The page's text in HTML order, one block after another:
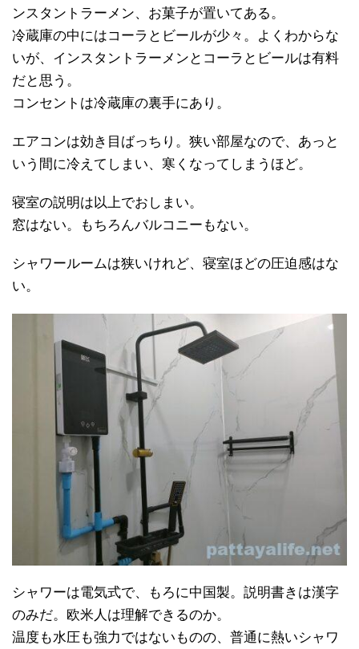
ンスタントラーメン、お菓子が置いてある。
冷蔵庫の中にはコーラとビールが少々。よくわからな
いが、インスタントラーメンとコーラとビールは有料
だと思う。
コンセントは冷蔵庫の裏手にあり。
エアコンは効き目ばっちり。狭い部屋なので、あっと
いう間に冷えてしまい、寒くなってしまうほど。
寝室の説明は以上でおしまい。
窓はない。もちろんバルコニーもない。
シャワールームは狭いけれど、寝室ほどの圧迫感はな
い。
シャワーは電気式で、もろに中国製。説明書きは漢字
のみだ。欧米人は理解できるのか。
温度も水圧も強力ではないものの、普通に熱いシャワ